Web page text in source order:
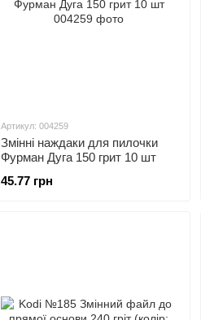
Артикул: 004259
Змінні наждаки для пилочки
Фурман Дуга 150 грит 10 шт
45.77 грн